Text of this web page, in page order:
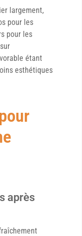
largement,
pour les
pour les
étant
esthétiques
après